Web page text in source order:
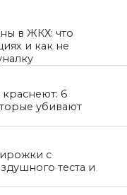
в ЖКХ: что
и как не
6
убивают
с
теста и